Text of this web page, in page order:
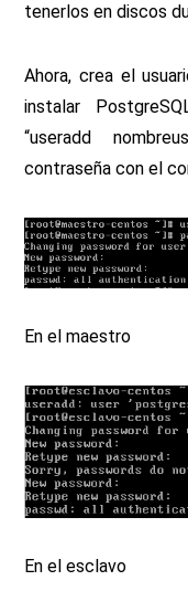
tenerlos en discos
Ahora, crea el
instalar
“useradd
contraseña con el
En el maestro
En el esclavo